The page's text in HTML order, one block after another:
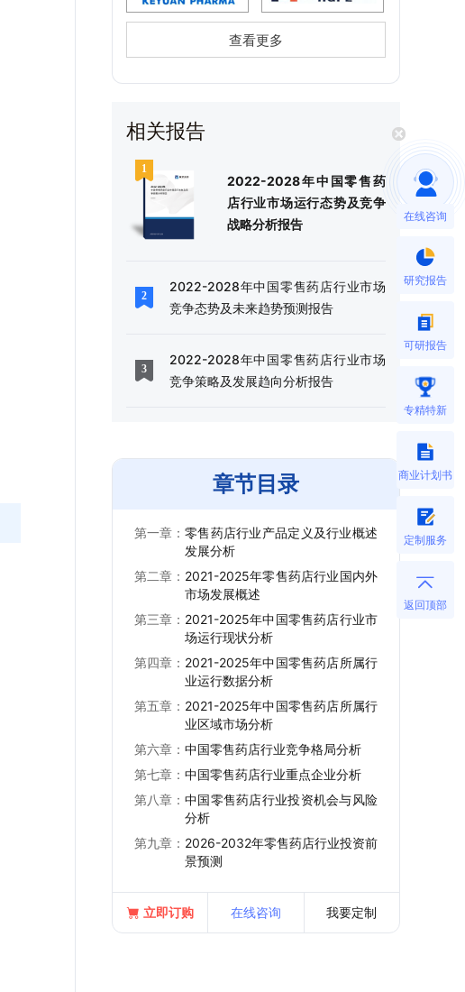
查看更多
相关报告
2022-2028年中国零售药
店行业市场运行态势及竞争
战略分析报告
2022-2028年中国零售药店行业市场
竞争态势及未来趋势预测报告
2022-2028年中国零售药店行业市场
竞争策略及发展趋向分析报告
章节目录
第一章： 零售药店行业产品定义及行业概述
发展分析
第二章： 2021-2025年零售药店行业国内外
市场发展概述
第三章： 2021-2025年中国零售药店行业市
场运行现状分析
第四章： 2021-2025年中国零售药店所属行
业运行数据分析
第五章： 2021-2025年中国零售药店所属行
业区域市场分析
第六章： 中国零售药店行业竞争格局分析
第七章： 中国零售药店行业重点企业分析
第八章： 中国零售药店行业投资机会与风险
分析
第九章： 2026-2032年零售药店行业投资前
景预测
立即订购 在线咨询 我要定制
在线咨询
研究报告
可研报告
专精特新
商业计划书
定制服务
返回顶部